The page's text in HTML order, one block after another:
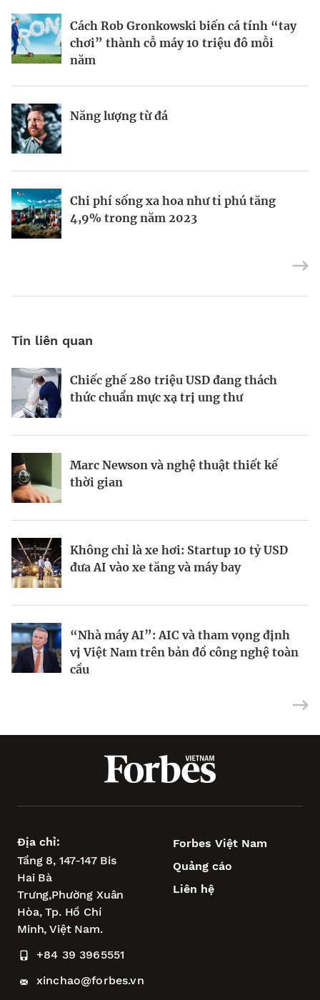
Cách Rob Gronkowski biến cá tính “tay
chơi” thành cỗ máy 10 triệu đô mỗi
năm
Năng lượng từ đá
Chi phí sống xa hoa như tỉ phú tăng
4,9% trong năm 2023
Thợ săn khoản vay
Nếu biết tận dụng, AI sẽ giúp điều hành
công ty tốt hơn
Định vị doanh nghiệp Việt trên bản đồ
kinh tế toàn cầu
BRANDCONNECT | Brand Contributor
Champagne hàng đầu cho chất riêng
mùa lễ hội
Kết nối liên vùng: Đòn bẩy chiến lược
Mukesh Ambani sắp chuyển giao quyền
điều hành Reliance Industries cho các
Tin liên quan
Chiếc ghế 280 triệu USD đang thách
thức chuẩn mực xạ trị ung thư
Marc Newson và nghệ thuật thiết kế
thời gian
Không chỉ là xe hơi: Startup 10 tỷ USD
đưa AI vào xe tăng và máy bay
“Nhà máy AI”: AIC và tham vọng định
vị Việt Nam trên bản đồ công nghệ toàn
cầu
Khi Harvard và Ivy League trở thành
mục tiêu cắt giảm ngân sách của
Startup Apex và kỷ nguyên sản xuất vệ
tinh hàng loạt
Kinh Bắc gia nhập lĩnh vực AI với dự án
tỷ đô
Dùng nợ xây đế chế AI: Chiến lược táo
bạo của CoreWeave
Vì sao AI đang hồi sinh ngành năng
lượng hạt nhân toàn cầu?
Từ startup tí hon tại Ba Lan đến đế chế
AI 6,6 tỷ USD
Doanh nhân Ukraine biến ứng dụng học
tập Headway thành hiện tượng toàn cầu
Tại sao IBM dồn toàn lực vào máy tính
lượng tử?
Địa chỉ:
Tầng 8, 147-147 Bis
Hai Bà
Trưng,Phường Xuân
Hòa,Tp. Hồ Chí
Minh, Việt Nam.
+84 39 3965551
xinchao@forbes.vn
Forbes Việt Nam
Quảng cáo
Liên hệ